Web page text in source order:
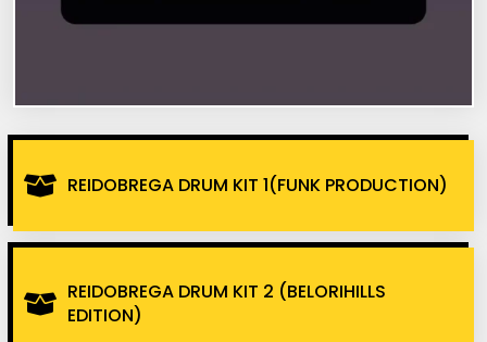
REIDOBREGA DRUM KIT 1(FUNK PRODUCTION)
REIDOBREGA DRUM KIT 2 (BELORIHILLS
EDITION)